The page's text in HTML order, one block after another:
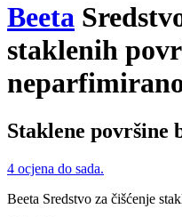
Beeta
staklenih
Staklene površine
4 ocjena do sada.
Beeta Sredstvo za čišćenje